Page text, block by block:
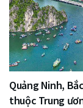
Quảng Ninh,
thuộc Trung